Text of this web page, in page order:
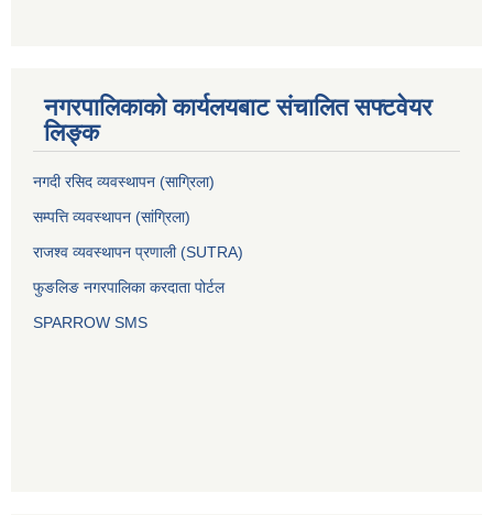
नगरपालिकाको कार्यलयबाट संचालित सफ्टवेयर
लिङ्क
नगदी रसिद व्यवस्थापन (साग्रिला)
सम्पत्ति व्यवस्थापन (सांग्रिला)
राजश्व व्यवस्थापन प्रणाली (SUTRA)
फुङलिङ नगरपालिका करदाता पोर्टल
SPARROW SMS